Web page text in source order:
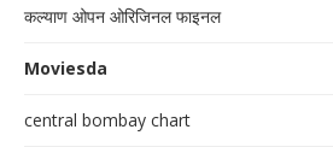
कल्याण ओपन ओरिजिनल फाइनल
Moviesda
central bombay chart